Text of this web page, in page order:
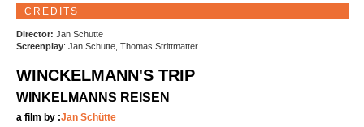
CREDITS
Director: Jan Schutte
Screenplay: Jan Schutte, Thomas Strittmatter
WINCKELMANN'S TRIP
WINKELMANNS REISEN
a film by :Jan Schütte